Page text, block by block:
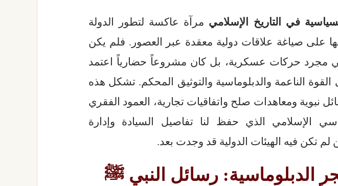
في التاريخ الإسلامي مرآة عاكسة لتطور الدولة
على صياغة علاقات دولية معقدة عبر العصور. فلم يكن
مجرد حركات عسكرية، بل كان مشروعاً حضارياً اعتمد
الناعمة والدبلوماسية والتوثيق المحكم. تشكل هذه
نبوية ومعاهدات صلح واتفاقيات تجارية، العمود الفقري
الإسلامي الذي حفظ لنا تفاصيل السيادة وإدارة
لم تكن فيه الهيئات الدولية قد وجدت بعد.
الدبلوماسية: رسائل النبي ﷺ